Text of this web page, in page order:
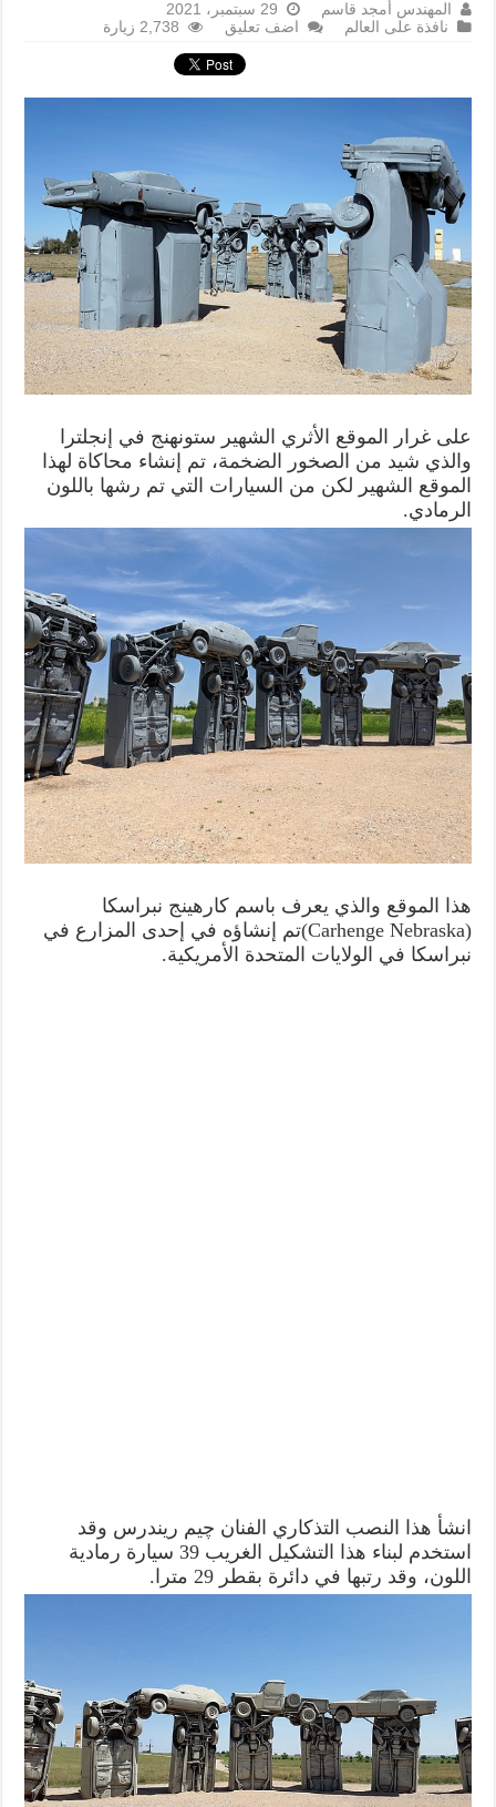
المهندس أمجد قاسم
29 سبتمبر، 2021
نافذة على العالم
اضف تعليق 2,738 زيارة
على غرار الموقع الأثري الشهير ستونهنج في إنجلترا
والذي شيد من الصخور الضخمة، تم إنشاء محاكاة لهذا
الموقع الشهير لكن من السيارات التي تم رشها باللون
الرمادي.
هذا الموقع والذي يعرف باسم كارهينج نبراسكا
(Carhenge Nebraska)تم إنشاؤه في إحدى المزارع في
نبراسكا في الولايات المتحدة الأمريكية.
انشأ هذا النصب التذكاري الفنان چيم ريندرس وقد
استخدم لبناء هذا التشكيل الغريب 39 سيارة رمادية
اللون، وقد رتبها في دائرة بقطر 29 مترا.